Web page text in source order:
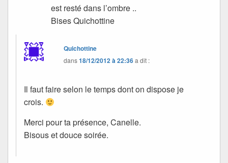
est resté dans l’ombre ..
Bises Quichottine
Quichottine
dans18/12/2012 à 22:36a dit :
Il faut faire selon le temps dont on dispose je
crois.
Merci pour ta présence, Canelle.
Bisous et douce soirée.